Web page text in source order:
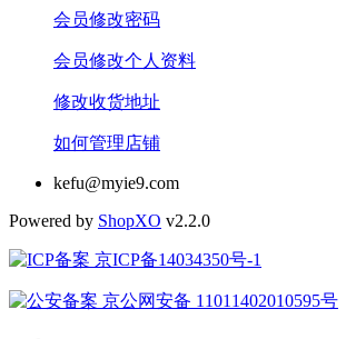
会员修改密码
会员修改个人资料
修改收货地址
如何管理店铺
kefu@myie9.com
Powered by ShopXO v2.2.0
京ICP备14034350号-1
京公网安备 11011402010595号